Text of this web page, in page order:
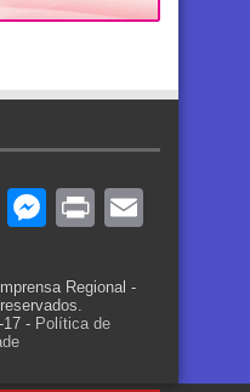
LinkedIn
Messenger
Print
Regional -
17 - Política de